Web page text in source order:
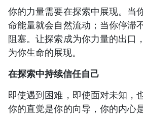
你的力量需要在探索中展现。当
命能量就会自然流动；当你停滞
阻塞。让探索成为你力量的出口
为你生命的展现。
在探索中持续信任自己
即使遇到困难，即使面对未知，
你的直觉是你的向导，你的内心